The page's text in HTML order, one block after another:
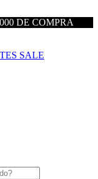
DE COMPRA
SALE